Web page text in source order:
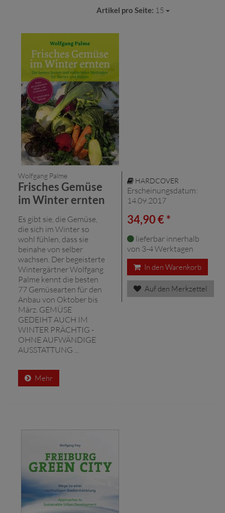
Artikel pro Seite: 15
Wolfgang Palme
Frisches Gemüse
im Winter ernten
Es gibt sie, die Gemüse,
die sich im Winter so
wohl fühlen, dass sie
beinahe von selber
wachsen. Der begeisterte
Wintergärtner Wolfgang
Palme kennt die besten
77 Gemüsearten für den
Anbau von Oktober bis
März. GEMÜSE
GEDEIHT AUCH IM
WINTER PRÄCHTIG -
OHNE AUFWÄNDIGE
AUSSTATTUNG ...
Mehr
HARDCOVER
Erscheinungsdatum:
14.09.2017
34,90 € *
lieferbar innerhalb
von 3-4 Werktagen
In den Warenkorb
Auf den Merkzettel